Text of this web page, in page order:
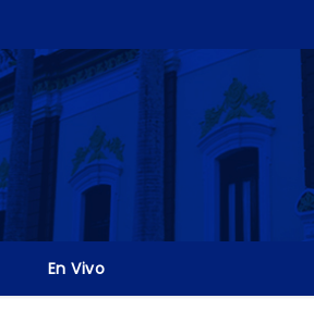
En Vivo